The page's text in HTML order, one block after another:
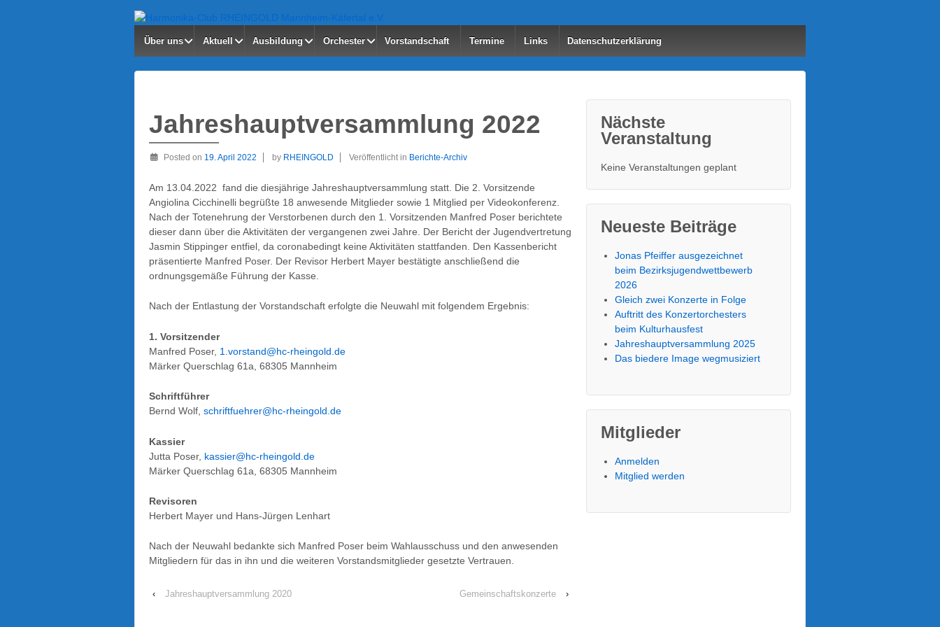
Über uns Aktuell Ausbildung Orchester Vorstandschaft Termine Links Datenschutzerklärung
Jahreshauptversammlung 2022
Posted on 19. April 2022 by RHEINGOLD Veröffentlicht in Berichte-Archiv
Am 13.04.2022 fand die diesjährige Jahreshauptversammlung statt. Die 2. Vorsitzende
Angiolina Cicchinelli begrüßte 18 anwesende Mitglieder sowie 1 Mitglied per Videokonferenz.
Nach der Totenehrung der Verstorbenen durch den 1. Vorsitzenden Manfred Poser berichtete
dieser dann über die Aktivitäten der vergangenen zwei Jahre. Der Bericht der Jugendvertretung
Jasmin Stippinger entfiel, da coronabedingt keine Aktivitäten stattfanden. Den Kassenbericht
präsentierte Manfred Poser. Der Revisor Herbert Mayer bestätigte anschließend die
ordnungsgemäße Führung der Kasse.
Nach der Entlastung der Vorstandschaft erfolgte die Neuwahl mit folgendem Ergebnis:
1. Vorsitzender
Manfred Poser, 1.vorstand@hc-rheingold.de
Märker Querschlag 61a, 68305 Mannheim
Schriftführer
Bernd Wolf, schriftfuehrer@hc-rheingold.de
Kassier
Jutta Poser, kassier@hc-rheingold.de
Märker Querschlag 61a, 68305 Mannheim
Revisoren
Herbert Mayer und Hans-Jürgen Lenhart
Nach der Neuwahl bedankte sich Manfred Poser beim Wahlausschuss und den anwesenden
Mitgliedern für das in ihn und die weiteren Vorstandsmitglieder gesetzte Vertrauen.
‹ Jahreshaupt­versammlung 2020 Gemeinschaftskonzerte ›
Nächste
Veranstaltung
Keine Veranstaltungen geplant
Neueste Beiträge
Jonas Pfeiffer ausgezeichnet
beim Bezirksjugendwettbewerb
2026
Gleich zwei Konzerte in Folge
Auftritt des Konzertorchesters
beim Kulturhausfest
Jahreshauptversammlung 2025
Das biedere Image wegmusiziert
Mitglieder
Anmelden
Mitglied werden